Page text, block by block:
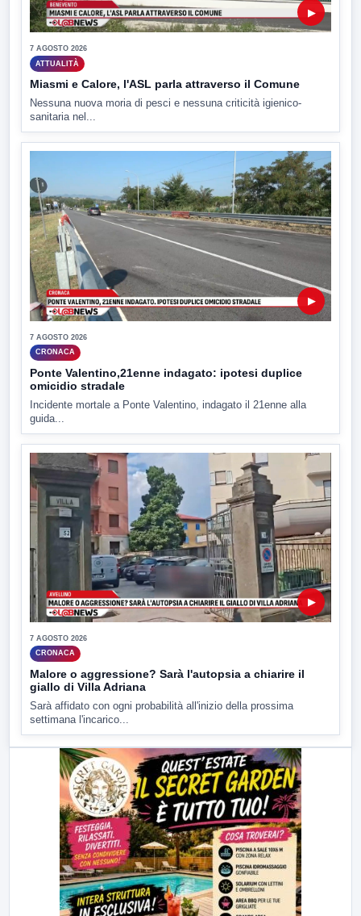
▶
7 AGOSTO 2026
ATTUALITÀ
Miasmi e Calore, l'ASL parla attraverso il Comune
Nessuna nuova moria di pesci e nessuna criticità igienico-
sanitaria nel...
▶
7 AGOSTO 2026
CRONACA
Ponte Valentino,21enne indagato: ipotesi duplice
omicidio stradale
Incidente mortale a Ponte Valentino, indagato il 21enne alla
guida...
▶
7 AGOSTO 2026
CRONACA
Malore o aggressione? Sarà l'autopsia a chiarire il
giallo di Villa Adriana
Sarà affidato con ogni probabilità all'inizio della prossima
settimana l'incarico...